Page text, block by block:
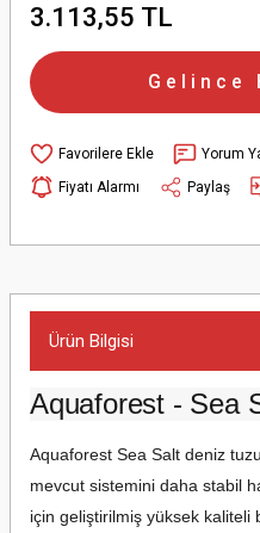
3.113,55 TL
Gelince
Yorum
Fiyatı Alarmı
Paylaş
Ürün Bilgisi
Aquaforest - Sea
Aquaforest Sea Salt deniz
mevcut sistemini daha stabil
için geliştirilmiş yüksek kaliteli